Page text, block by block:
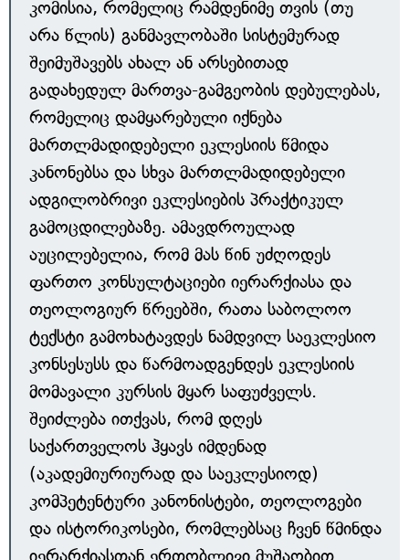
კომისია, რომელიც რამდენიმე თვის (თუ
არა წლის) განმავლობაში სისტემურად
შეიმუშავებს ახალ ან არსებითად
გადახედულ მართვა-გამგეობის დებულებას,
რომელიც დამყარებული იქნება
მართლმადიდებელი ეკლესიის წმიდა
კანონებსა და სხვა მართლმადიდებელი
ადგილობრივი ეკლესიების პრაქტიკულ
გამოცდილებაზე. ამავდროულად
აუცილებელია, რომ მას წინ უძღოდეს
ფართო კონსულტაციები იერარქიასა და
თეოლოგიურ წრეებში, რათა საბოლოო
ტექსტი გამოხატავდეს ნამდვილ საეკლესიო
კონსესუსს და წარმოადგენდეს ეკლესიის
მომავალი კურსის მყარ საფუძველს.
შეიძლება ითქვას, რომ დღეს
საქართველოს ჰყავს იმდენად
(აკადემიურიურად და საეკლესიოდ)
კომპეტენტური კანონისტები, თეოლოგები
და ისტორიკოსები, რომლებსაც ჩვენ წმინდა